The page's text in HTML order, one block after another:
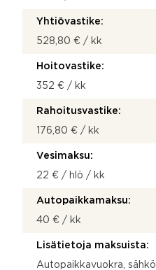
Yhtiövastike:
528,80 € / kk
Hoitovastike:
352 € / kk
Rahoitusvastike:
176,80 € / kk
Vesimaksu:
22 € / hlö / kk
Autopaikkamaksu:
40 € / kk
Lisätietoja maksuista:
Autopaikkavuokra,